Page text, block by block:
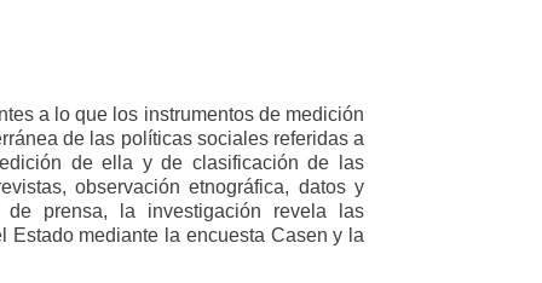
a lo que los instrumentos de medición
de las políticas sociales referidas a
de ella y de clasificación de las
observación etnográfica, datos y
de prensa, la investigación revela las
Estado mediante la encuesta Casen y la